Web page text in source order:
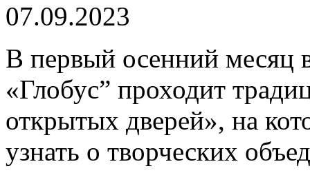
07.09.2023
В первый осенний месяц
«Глобус” проходит
открытых дверей», на
узнать о творческих